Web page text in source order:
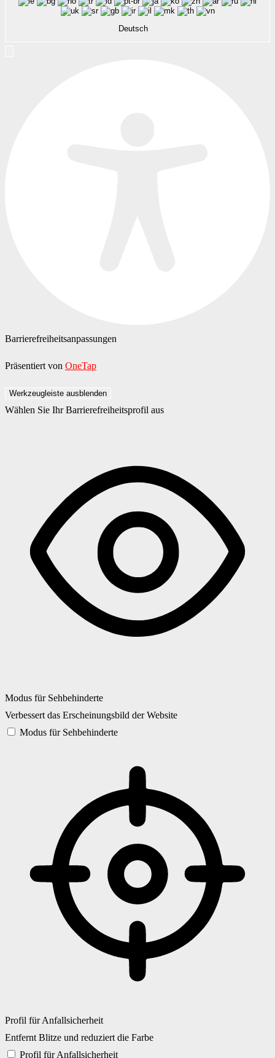
Deutsch
Barrierefreiheitsanpassungen
Präsentiert von OneTap
Werkzeugleiste ausblenden
Wählen Sie Ihr Barrierefreiheitsprofil aus
Modus für Sehbehinderte
Verbessert das Erscheinungsbild der Website
Modus für Sehbehinderte
Profil für Anfallsicherheit
Entfernt Blitze und reduziert die Farbe
Profil für Anfallsicherheit